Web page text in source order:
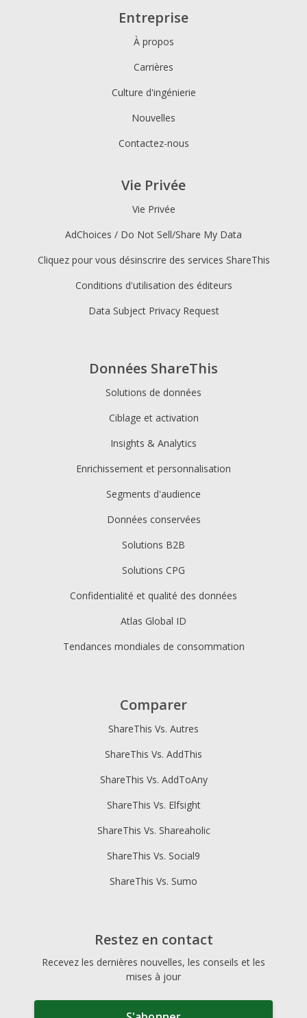
Données ShareThis
Solutions de données
Ciblage et activation
Insights & Analytics
Enrichissement et personnalisation
Segments d'audience
Données conservées
Solutions B2B
Solutions CPG
Confidentialité et qualité des données
Atlas Global ID
Tendances mondiales de consommation
Entreprise
À propos
Carrières
Culture d'ingénierie
Nouvelles
Contactez-nous
Vie Privée
Vie Privée
AdChoices / Do Not Sell/Share My Data
Cliquez pour vous désinscrire des services ShareThis
Conditions d'utilisation des éditeurs
Data Subject Privacy Request
Comparer
ShareThis Vs. Autres
ShareThis Vs. AddThis
ShareThis Vs. AddToAny
ShareThis Vs. Elfsight
ShareThis Vs. Shareaholic
ShareThis Vs. Social9
ShareThis Vs. Sumo
Restez en contact
Recevez les dernières nouvelles, les conseils et les
mises à jour